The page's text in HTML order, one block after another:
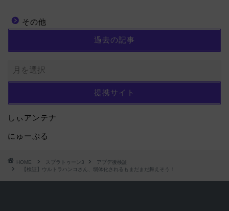
その他
過去の記事
提携サイト
しぃアンテナ
にゅーぷる
HOME スプラトゥーン3
アプデ後検証
【検証】ウルトラハンコさん、弱体化されるもまだまだ舞えそう！